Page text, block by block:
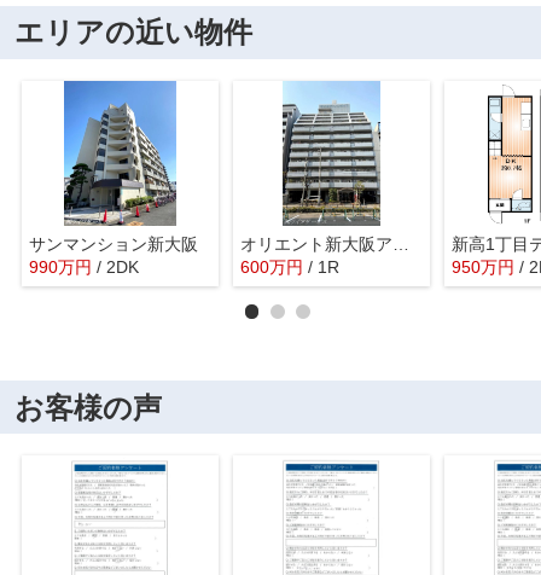
エリアの近い物件
サンマンション新大阪
990万円 / 2DK
オリエント新大阪アーバンライフ
600万円 / 1R
新高1丁目
950万円 /
お客様の声